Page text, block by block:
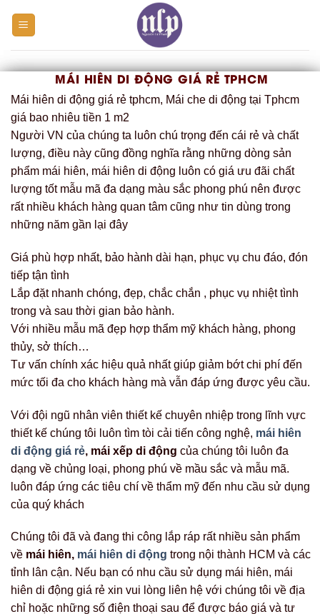
MÁI HIÊN DI ĐỘNG GIÁ RẺ TPHCM
Mái hiên di động giá rẻ tphcm, Mái che di động tại Tphcm
giá bao nhiêu tiền 1 m2
Người VN của chúng ta luôn chú trọng đến cái rẻ và chất
lượng, điều này cũng đồng nghĩa rằng những dòng sản
phẩm mái hiên, mái hiên di động luôn có giá ưu đãi chất
lượng tốt mẫu mã đa dạng màu sắc phong phú nên được
rất nhiều khách hàng quan tâm cũng như tin dùng trong
những năm gần lại đây
Giá phù hợp nhất, bảo hành dài hạn, phục vụ chu đáo, đón
tiếp tận tình
Lắp đặt nhanh chóng, đẹp, chắc chắn , phục vụ nhiệt tình
trong và sau thời gian bảo hành.
Với nhiều mẫu mã đẹp hợp thẩm mỹ khách hàng, phong
thủy, sở thích…
Tư vấn chính xác hiệu quả nhất giúp giảm bớt chi phí đến
mức tối đa cho khách hàng mà vẫn đáp ứng được yêu cầu.
Với đội ngũ nhân viên thiết kế chuyên nhiệp trong lĩnh vực
thiết kế chúng tôi luôn tìm tòi cải tiến công nghệ, mái hiên
di động giá rẻ, mái xếp di động của chúng tôi luôn đa
dạng về chủng loại, phong phú về mầu sắc và mẫu mã.
luôn đáp ứng các tiêu chí về thẩm mỹ đến nhu cầu sử dụng
của quý khách
Chúng tôi đã và đang thi công lắp ráp rất nhiều sản phẩm
về mái hiên, mái hiên di động trong nội thành HCM và các
tỉnh lân cận. Nếu bạn có nhu cầu sử dụng mái hiên, mái
hiên di động giá rẻ xin vui lòng liên hệ với chúng tôi về địa
chỉ hoặc những số điện thoại sau để được báo giá và tư